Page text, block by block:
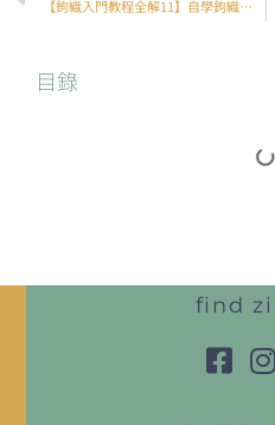
【鉤織入門教程全解11】自學鉤織參考書目推薦 — 織片篇
目錄
find